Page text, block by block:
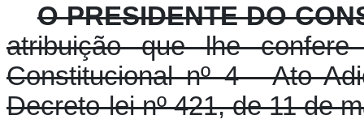
O PRESIDENTE DO
atribuição que lhe
Constitucional nº 4 - Ato
Decreto-lei nº 421, de 11 de